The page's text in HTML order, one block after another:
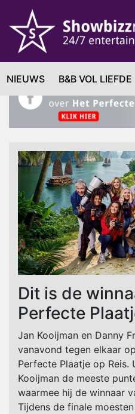
NIEUWS B&B VOL LIEFDE
Dit is de
Perfecte
Jan Kooijman en Danny
vanavond tegen elkaar
Perfecte Plaatje op Reis.
Kooijman de meeste
waarmee hij de winnaar
Tijdens de finale